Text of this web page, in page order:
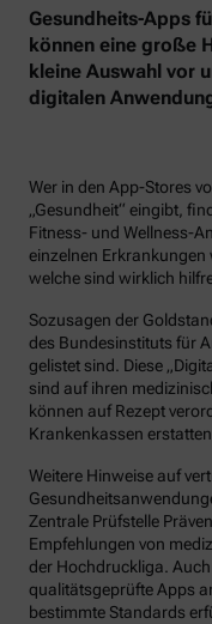
Gesundheits-Apps
können eine große
kleine Auswahl vor
digitalen
Wer in den App-Stores
„Gesundheit“ eingibt,
Fitness- und Wellness-
einzelnen Erkrankungen
welche sind wirklich
Sozusagen der
des Bundesinstituts für
gelistet sind. Diese
sind auf ihren
können auf Rezept
Krankenkassen
Weitere Hinweise auf
Zentrale Prüfstelle
Empfehlungen von
der Hochdruckliga.
qualitätsgeprüfte Apps
bestimmte Standards